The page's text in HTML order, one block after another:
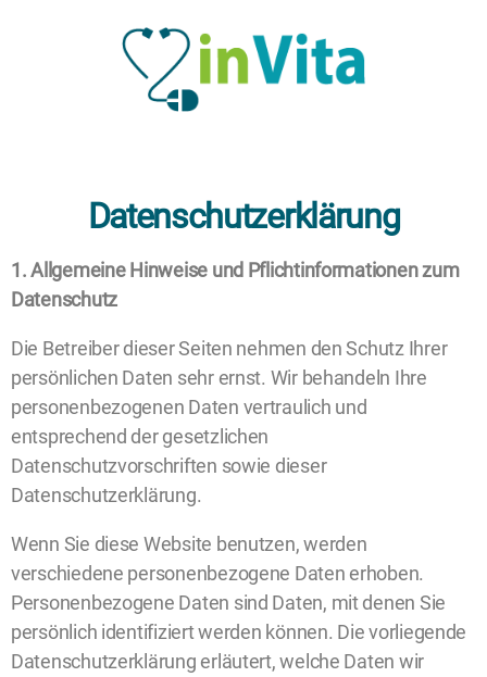
Datenschutzerklärung
1. Allgemeine Hinweise und Pflichtinformationen zum
Datenschutz
Die Betreiber dieser Seiten nehmen den Schutz Ihrer
persönlichen Daten sehr ernst. Wir behandeln Ihre
personenbezogenen Daten vertraulich und
entsprechend der gesetzlichen
Datenschutzvorschriften sowie dieser
Datenschutzerklärung.
Wenn Sie diese Website benutzen, werden
verschiedene personenbezogene Daten erhoben.
Personenbezogene Daten sind Daten, mit denen Sie
persönlich identifiziert werden können. Die vorliegende
Datenschutzerklärung erläutert, welche Daten wir